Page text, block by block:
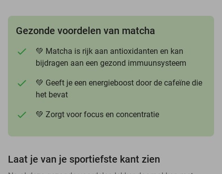
Gezonde voordelen van matcha
💚 Matcha is rijk aan antioxidanten en kan
bijdragen aan een gezond immuunsysteem
💚 Geeft je een energieboost door de cafeïne die
het bevat
💚 Zorgt voor focus en concentratie
Laat je van je sportiefste kant zien